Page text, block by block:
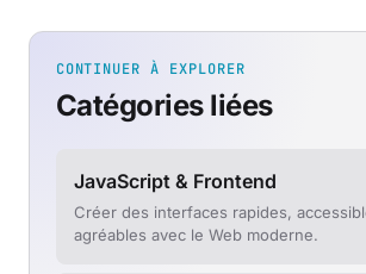
CONTINUER À EXPLORER
Catégories liées
JavaScript & Frontend
Créer des interfaces rapides,
agréables avec le Web moderne.